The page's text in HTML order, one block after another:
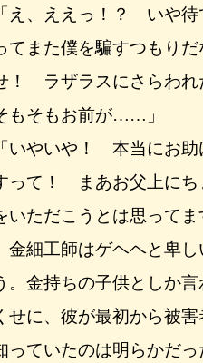
「え、ええっ！？ いや待
てまた僕を騙すつもり
！ ラザラスにさらわれ
もそもお前が……」
「いやいや！ 本当にお助
って！ まあお父上にち
いただこうとは思って
金細工師はゲヘヘと卑し
。金持ちの子供としか
せに、彼が最初から被
っていたのは明らかだっ